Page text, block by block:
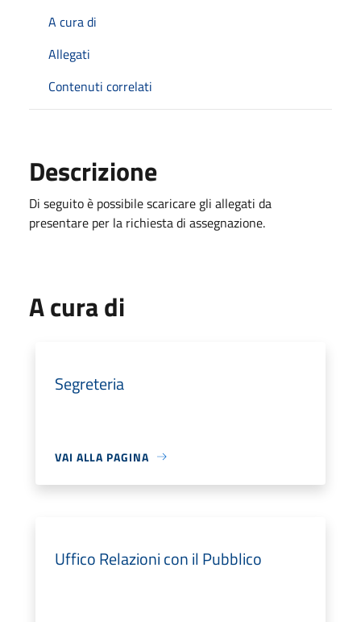
A cura di
Allegati
Contenuti correlati
Descrizione
Di seguito è possibile scaricare gli allegati da
presentare per la richiesta di assegnazione.
A cura di
Segreteria
VAI ALLA PAGINA
Uffico Relazioni con il Pubblico